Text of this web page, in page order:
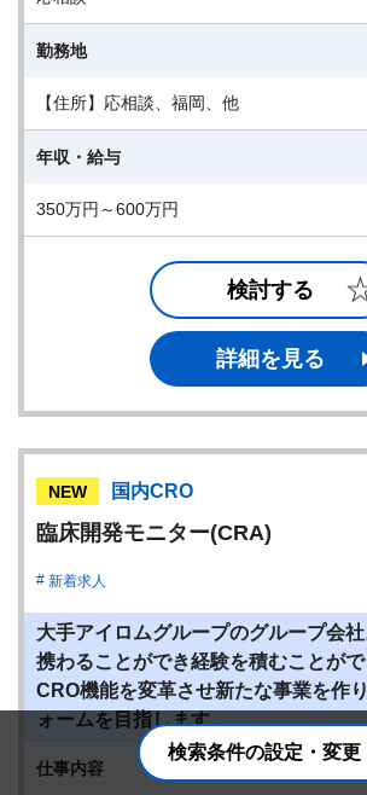
勤務地
【住所】応相談、福岡、他
年収・給与
350万円～600万円
検討する
詳細を見る
NEW 国内CRO
臨床開発モニター(CRA)
新着求人
大手アイロムグループのグループ会
携わることができ経験を積むことが
CRO機能を変革させ新たな事業を作
ォームを目指します。
仕事内容
検索条件の設定・変更